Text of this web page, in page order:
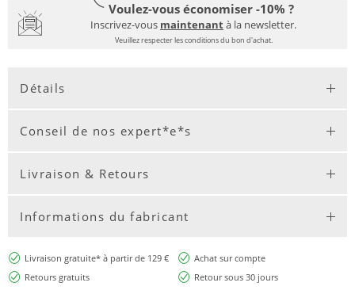
Voulez-vous économiser -10% ?
Inscrivez-vous maintenantà la newsletter.
Veuillez respecter les conditions du bon d'achat.
Détails
Conseil de nos expert*e*s
Livraison & Retours
Informations du fabricant
Livraison gratuite* à partir de 129 €
Achat sur compte
Retours gratuits
Retour sous 30 jours